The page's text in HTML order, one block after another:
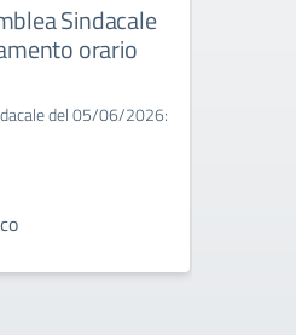
Sindacale
orario
del 05/06/2026: